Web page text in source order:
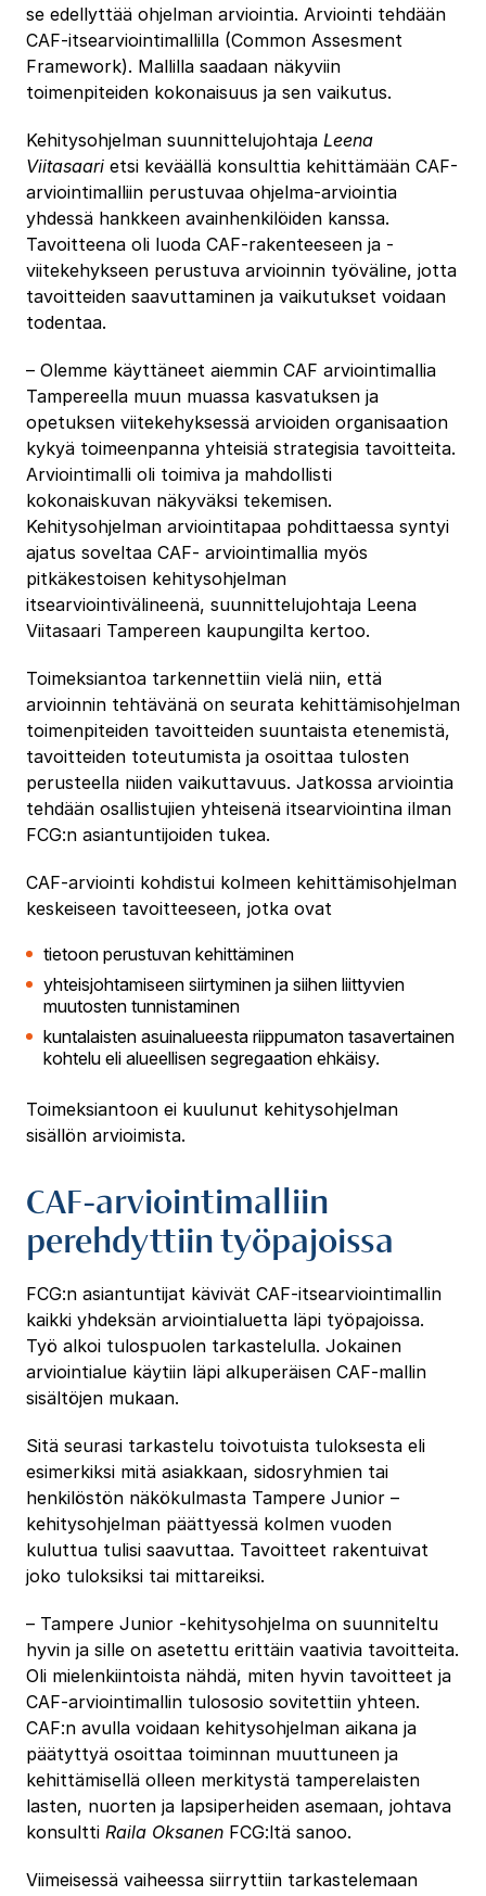
se edellyttää ohjelman arviointia. Arviointi tehdään
CAF-itsearviointimallilla (Common Assesment
Framework). Mallilla saadaan näkyviin
toimenpiteiden kokonaisuus ja sen vaikutus.
Kehitysohjelman suunnittelujohtaja Leena
Viitasaarietsi keväällä konsulttia kehittämään CAF-
arviointimalliin perustuvaa ohjelma-arviointia
yhdessä hankkeen avainhenkilöiden kanssa.
Tavoitteena oli luoda CAF-rakenteeseen ja -
viitekehykseen perustuva arvioinnin työväline, jotta
tavoitteiden saavuttaminen ja vaikutukset voidaan
todentaa.
– Olemme käyttäneet aiemmin CAF arviointimallia
Tampereella muun muassa kasvatuksen ja
opetuksen viitekehyksessä arvioiden organisaation
kykyä toimeenpanna yhteisiä strategisia tavoitteita.
Arviointimalli oli toimiva ja mahdollisti
kokonaiskuvan näkyväksi tekemisen.
Kehitysohjelman arviointitapaa pohdittaessa syntyi
ajatus soveltaa CAF- arviointimallia myös
pitkäkestoisen kehitysohjelman
itsearviointivälineenä, suunnittelujohtaja Leena
Viitasaari Tampereen kaupungilta kertoo.
Toimeksiantoa tarkennettiin vielä niin, että
arvioinnin tehtävänä on seurata kehittämisohjelman
toimenpiteiden tavoitteiden suuntaista etenemistä,
tavoitteiden toteutumista ja osoittaa tulosten
perusteella niiden vaikuttavuus. Jatkossa arviointia
tehdään osallistujien yhteisenä itsearviointina ilman
FCG:n asiantuntijoiden tukea.
CAF-arviointi kohdistui kolmeen kehittämisohjelman
keskeiseen tavoitteeseen, jotka ovat
tietoon perustuvan kehittäminen
yhteisjohtamiseen siirtyminen ja siihen liittyvien
muutosten tunnistaminen
kuntalaisten asuinalueesta riippumaton tasavertainen
kohtelu eli alueellisen segregaation ehkäisy.
Toimeksiantoon ei kuulunut kehitysohjelman
sisällön arvioimista.
CAF-arviointimalliin
perehdyttiin työpajoissa
FCG:n asiantuntijat kävivät CAF-itsearviointimallin
kaikki yhdeksän arviointialuetta läpi työpajoissa.
Työ alkoi tulospuolen tarkastelulla. Jokainen
arviointialue käytiin läpi alkuperäisen CAF-mallin
sisältöjen mukaan.
Sitä seurasi tarkastelu toivotuista tuloksesta eli
esimerkiksi mitä asiakkaan, sidosryhmien tai
henkilöstön näkökulmasta Tampere Junior –
kehitysohjelman päättyessä kolmen vuoden
kuluttua tulisi saavuttaa. Tavoitteet rakentuivat
joko tuloksiksi tai mittareiksi.
– Tampere Junior -kehitysohjelma on suunniteltu
hyvin ja sille on asetettu erittäin vaativia tavoitteita.
Oli mielenkiintoista nähdä, miten hyvin tavoitteet ja
CAF-arviointimallin tulososio sovitettiin yhteen.
CAF:n avulla voidaan kehitysohjelman aikana ja
päätyttyä osoittaa toiminnan muuttuneen ja
kehittämisellä olleen merkitystä tamperelaisten
lasten, nuorten ja lapsiperheiden asemaan, johtava
konsultti Raila OksanenFCG:ltä sanoo.
Viimeisessä vaiheessa siirryttiin tarkastelemaan